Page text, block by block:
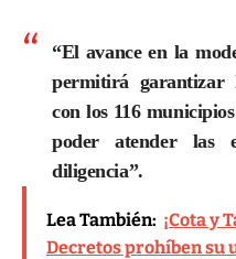
“El avance en la
permitirá garantizar
con los 116
poder atender las
diligencia”.
Lea También: ¡Cota y
Decretos prohíben su